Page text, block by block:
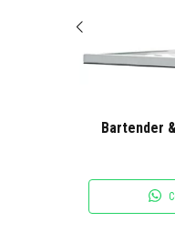
Bartender